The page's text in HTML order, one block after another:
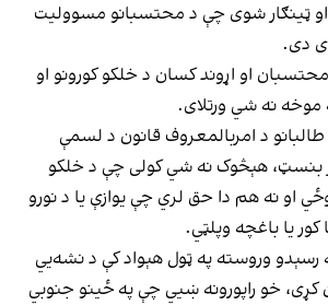
ټینګار شوی چې د محتسبانو مسوولیت
دی.
او اړوند کسان د خلکو کورونو او
موخه نه شي ورتلای.
د امربالمعروف قانون د لسمې
بنسټ، هېڅوک نه شي کولی چې د خلکو
او نه هم دا حق لري چې یوازې یا د نورو
یا باغچه وپلټي.
رسېدو وروسته په ټول هېواد کې د نشه‌يي
خو راپورونه ښيي چې په ځینو جنوبي